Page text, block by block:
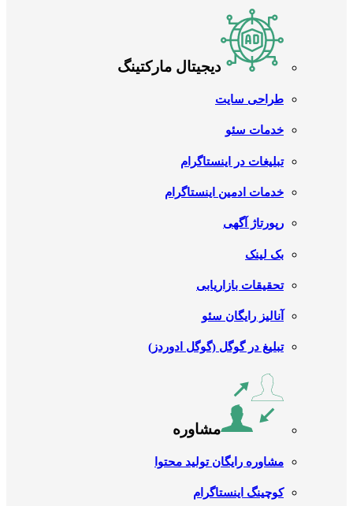
دیجیتال مارکتینگ
طراحی سایت
خدمات سئو
تبلیغات در اینستاگرام
خدمات ادمین اینستاگرام
رپورتاژ آگهی
بک لینک
تحقیقات بازاریابی
آنالیز رایگان سئو
تبلیغ در گوگل (گوگل ادوردز)
مشاوره
مشاوره رایگان تولید محتوا
کوچینگ اینستاگرام